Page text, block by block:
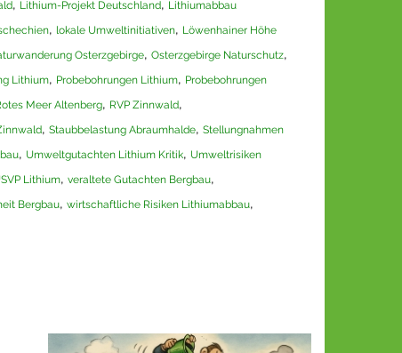
, Lithium-Projekt Deutschland, Lithiumabbau
, lokale Umweltinitiativen, Löwenhainer Höhe
Osterzgebirge, Osterzgebirge Naturschutz,
Lithium, Probebohrungen Lithium, Probebohrungen
Meer Altenberg, RVP Zinnwald,
, Staubbelastung Abraumhalde, Stellungnahmen
, Umweltgutachten Lithium Kritik, Umweltrisiken
Lithium, veraltete Gutachten Bergbau,
Bergbau, wirtschaftliche Risiken Lithiumabbau,